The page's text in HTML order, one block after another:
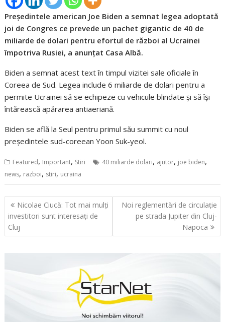
Preşedintele american Joe Biden a semnat legea adoptată
joi de Congres ce prevede un pachet gigantic de 40 de
miliarde de dolari pentru efortul de război al Ucrainei
împotriva Rusiei, a anunţat Casa Albă.
Biden a semnat acest text în timpul vizitei sale oficiale în
Coreea de Sud. Legea include 6 miliarde de dolari pentru a
permite Ucrainei să se echipeze cu vehicule blindate şi să îşi
întărească apărarea antiaeriană.
Biden se află la Seul pentru primul său summit cu noul
preşedintele sud-coreean Yoon Suk-yeol.
Featured, Important, Stiri 40 miliarde dolari, ajutor, joe biden,
news, razboi, stiri, ucraina
Navigare
în
articole
Nicolae Ciucă: Tot mai mulți
investitori sunt interesați de
Cluj
Noi reglementări de circulație
pe strada Jupiter din Cluj-
Napoca